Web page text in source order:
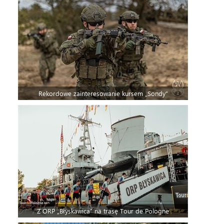
Rekordowe zainteresowanie kursem „Sondy”
Z ORP „Błyskawica” na trasę Tour de Pologne